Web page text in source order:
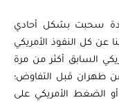
سحبت بشكل أحادي
عن كل النفوذ الأمريكي
السابق أكثر من مرة
طهران قبل التفاوض؛
الضغط الأمريكي على